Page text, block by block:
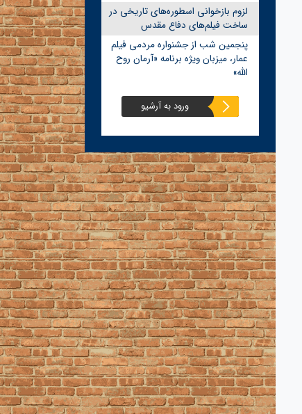
لزوم بازخوانی اسطوره‌های تاریخی در
ساخت فیلم‌های دفاع مقدس
پنجمین شب از جشنواره مردمی فیلم
عمار، میزبان ویژه برنامه «آرمان روح
الله»
ورود به آرشیو